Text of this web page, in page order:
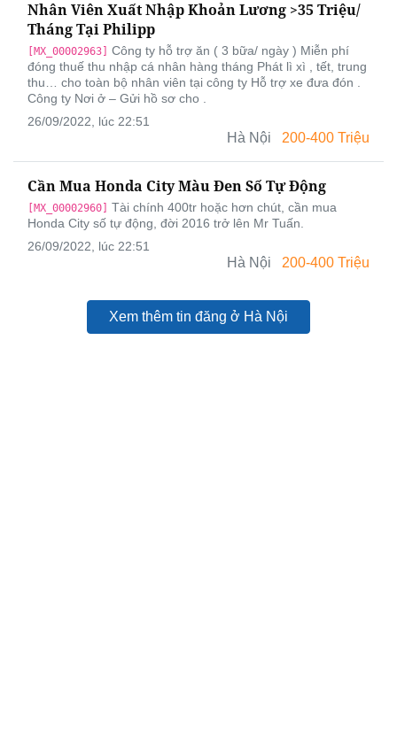
Nhân Viên Xuất Nhập Khoản Lương >35 Triệu/
Tháng Tại Philipp
[MX_00002963] Công ty hỗ trợ ăn ( 3 bữa/ ngày ) Miễn phí
đóng thuế thu nhập cá nhân hàng tháng Phát lì xì , tết, trung
thu… cho toàn bộ nhân viên tại công ty Hỗ trợ xe đưa đón .
Công ty Nơi ở – Gửi hồ sơ cho .
26/09/2022, lúc 22:51
Hà Nội 200-400 Triệu
Cần Mua Honda City Màu Đen Số Tự Động
[MX_00002960] Tài chính 400tr hoặc hơn chút, cần mua
Honda City số tự động, đời 2016 trở lên Mr Tuấn.
26/09/2022, lúc 22:51
Hà Nội 200-400 Triệu
Xem thêm tin đăng ở Hà Nội